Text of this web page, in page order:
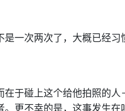
一次两次了，大概已经习
在于碰上这个给他拍照的
更不幸的是，这事发生在